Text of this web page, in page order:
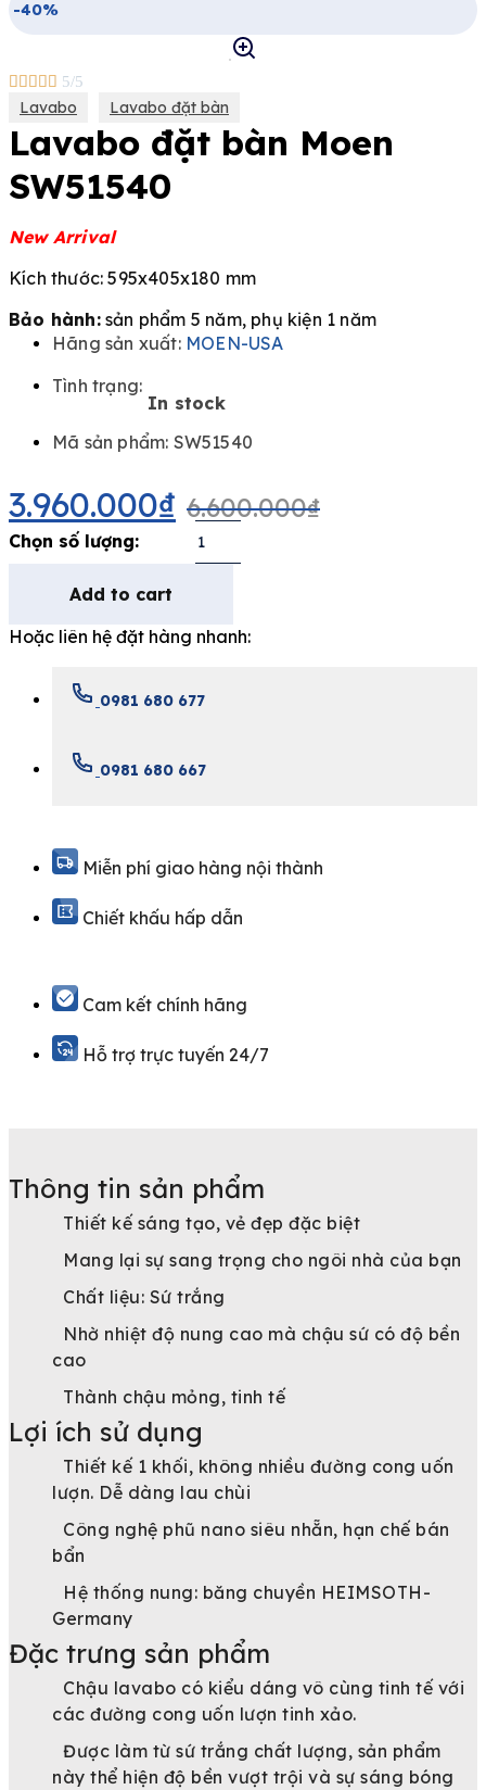
-40%
     5/5
Lavabo Lavabo đặt bàn
Lavabo đặt bàn Moen
SW51540
New Arrival
Kích thước: 595x405x180 mm
Bảo hành:sản phẩm 5 năm, phụ kiện 1 năm
Hãng sản xuất:MOEN-USA
Tình trạng:
In stock
Mã sản phẩm: SW51540
6.600.000₫
3.960.000₫
Add to cart
Hoặc liên hệ đặt hàng nhanh:
0981 680 677
0981 680 667
Miễn phí giao hàng nội thành
Chiết khấu hấp dẫn
Cam kết chính hãng
Hỗ trợ trực tuyến 24/7
Thông tin sản phẩm
Thiết kế sáng tạo, vẻ đẹp đặc biệt
Mang lại sự sang trọng cho ngôi nhà của bạn
Chất liệu: Sứ trắng
Nhờ nhiệt độ nung cao mà chậu sứ có độ bền
cao
Thành chậu mỏng, tinh tế
Lợi ích sử dụng
Thiết kế 1 khối, không nhiều đường cong uốn
lượn. Dễ dàng lau chùi
Công nghệ phũ nano siêu nhẵn, hạn chế bán
bẩn
Hệ thống nung: băng chuyền HEIMSOTH-
Germany
Đặc trưng sản phẩm
Chậu lavabo có kiểu dáng vô cùng tinh tế với
các đường cong uốn lượn tinh xảo.
Được làm từ sứ trắng chất lượng, sản phẩm
này thể hiện độ bền vượt trội và sự sáng bóng